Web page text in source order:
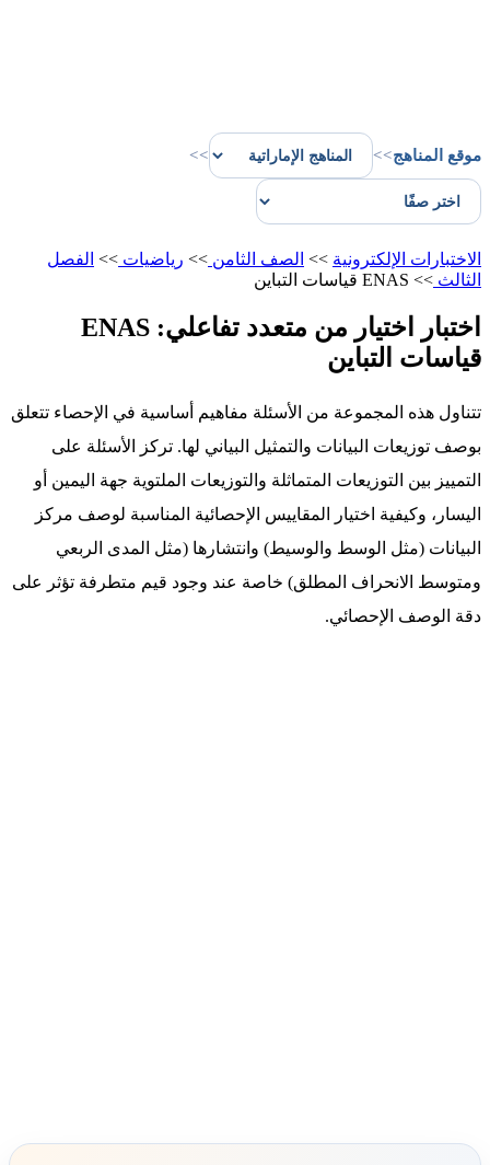
موقع المناهج>>
>>
الاختبارات الإلكترونية >> الصف الثامن >> رياضيات >> الفصل
الثالث >> ENAS قياسات التباين
اختبار اختيار من متعدد تفاعلي: ENAS
قياسات التباين
تتناول هذه المجموعة من الأسئلة مفاهيم أساسية في الإحصاء تتعلق
بوصف توزيعات البيانات والتمثيل البياني لها. تركز الأسئلة على
التمييز بين التوزيعات المتماثلة والتوزيعات الملتوية جهة اليمين أو
اليسار، وكيفية اختيار المقاييس الإحصائية المناسبة لوصف مركز
البيانات (مثل الوسط والوسيط) وانتشارها (مثل المدى الربعي
ومتوسط الانحراف المطلق) خاصة عند وجود قيم متطرفة تؤثر على
دقة الوصف الإحصائي.